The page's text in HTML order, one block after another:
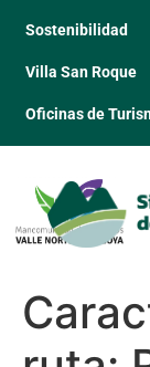
Sostenibilidad
Villa San Roque
Oficinas de